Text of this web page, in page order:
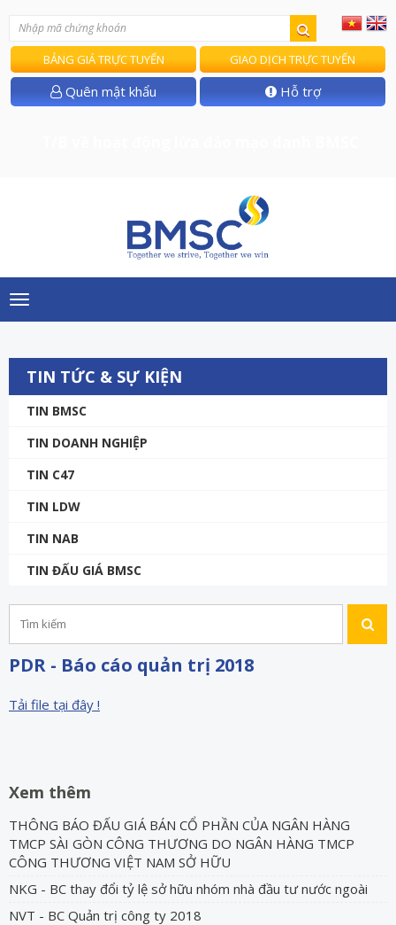
BẢNG GIÁ TRỰC TUYẾN GIAO DỊCH TRỰC TUYẾN
Quên mật khẩu Hỗ trợ
Toggle
navigation
TIN TỨC & SỰ KIỆN
TIN BMSC
TIN DOANH NGHIỆP
TIN C47
TIN LDW
TIN NAB
TIN ĐẤU GIÁ BMSC
PDR - Báo cáo quản trị 2018
Tải file tại đây !
Xem thêm
THÔNG BÁO ĐẤU GIÁ BÁN CỔ PHẦN CỦA NGÂN HÀNG
TMCP SÀI GÒN CÔNG THƯƠNG DO NGÂN HÀNG TMCP
CÔNG THƯƠNG VIỆT NAM SỞ HỮU
NKG - BC thay đổi tỷ lệ sở hữu nhóm nhà đầu tư nước ngoài
NVT - BC Quản trị công ty 2018